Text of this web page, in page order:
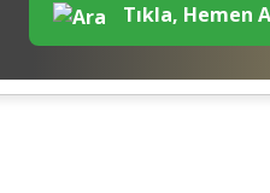
Tıkla, Hemen